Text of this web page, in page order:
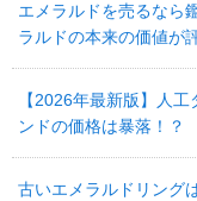
エメラルドを売るなら
ラルドの本来の価値が
【2026年最新版】人
ンドの価格は暴落！？
古いエメラルドリング